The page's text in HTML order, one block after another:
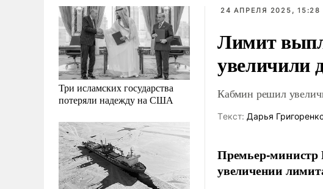
Три исламских государства
потеряли надежду на США
24 АПРЕЛЯ 2025, 15:28
Лимит
увеличили
Кабмин решил
Tекст: Дарья
Премьер-министр
увеличении